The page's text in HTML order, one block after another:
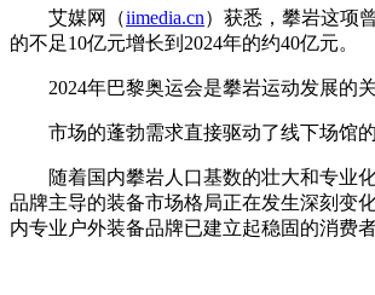
艾媒网（iimedia.cn）获悉，攀岩这项
的不足10亿元增长到2024年的约40亿元。
2024年巴黎奥运会是攀岩运动发展的关
市场的蓬勃需求直接驱动了线下场馆的
随着国内攀岩人口基数的壮大和专业化
品牌主导的装备市场格局正在发生深刻变
内专业户外装备品牌已建立起稳固的消费